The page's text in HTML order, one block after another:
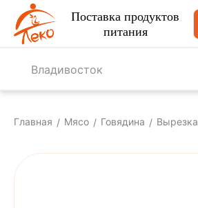
Поставка продуктов
питания
Владивосток
Главная / Мясо / Говядина / Вырезка